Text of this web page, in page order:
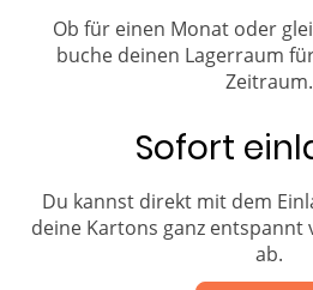
Ob für einen Monat oder
buche deinen Lagerraum
Zeitraum.
Sofort
Du kannst direkt mit dem
deine Kartons ganz
ab.